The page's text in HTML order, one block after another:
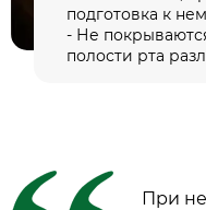
подготовка к
- Не
полости рта
При